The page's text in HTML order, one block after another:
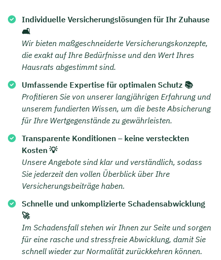
Individuelle Versicherungslösungen für Ihr Zuhause
🛋️
Wir bieten maßgeschneiderte Versicherungskonzepte,
die exakt auf Ihre Bedürfnisse und den Wert Ihres
Hausrats abgestimmt sind.
Umfassende Expertise für optimalen Schutz 📚
Profitieren Sie von unserer langjährigen Erfahrung und
unserem fundierten Wissen, um die beste Absicherung
für Ihre Wertgegenstände zu gewährleisten.
Transparente Konditionen – keine versteckten
Kosten 💡
Unsere Angebote sind klar und verständlich, sodass
Sie jederzeit den vollen Überblick über Ihre
Versicherungsbeiträge haben.
Schnelle und unkomplizierte Schadensabwicklung
🚀
Im Schadensfall stehen wir Ihnen zur Seite und sorgen
für eine rasche und stressfreie Abwicklung, damit Sie
schnell wieder zur Normalität zurückkehren können.